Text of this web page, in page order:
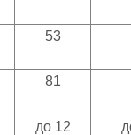
53
81
до 12